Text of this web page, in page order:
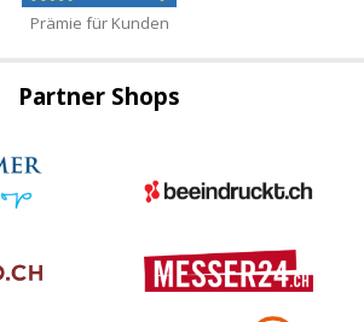
Prämie für Kunden
Partner Shops